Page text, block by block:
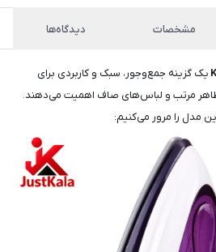
مشخصات دیدگاه‌ها
یک گزینه جمع‌وجور، سبک و کاربردی برای
مرتب و لباس‌های صاف اهمیت می‌دهند.
مدل را مرور می‌کنیم: